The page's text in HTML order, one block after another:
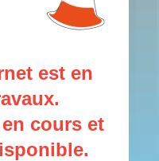
est en
cours et